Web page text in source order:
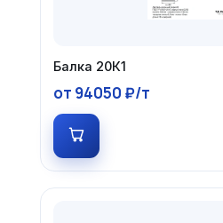
Балка 20К1
от 94050 ₽/т